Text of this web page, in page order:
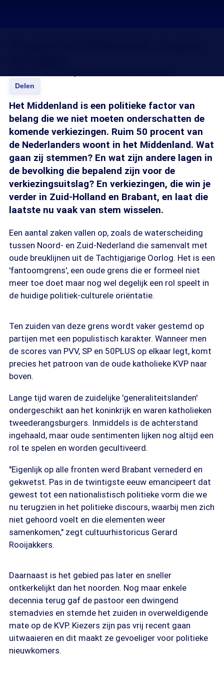
Delen
Het Middenland is een politieke factor van
belang die we niet moeten onderschatten de
komende verkiezingen. Ruim 50 procent van
de Nederlanders woont in het Middenland. Wat
gaan zij stemmen? En wat zijn andere lagen in
de bevolking die bepalend zijn voor de
verkiezingsuitslag? En verkiezingen, die win je
verder in Zuid-Holland en Brabant, en laat die
laatste nu vaak van stem wisselen.
Een aantal zaken vallen op, zoals de waterscheiding
tussen Noord- en Zuid-Nederland die samenvalt met
oude breuklijnen uit de Tachtigjarige Oorlog. Het is een
'fantoomgrens', een oude grens die er formeel niet
meer toe doet maar nog wel degelijk een rol speelt in
de huidige politiek-culturele oriëntatie.
Ten zuiden van deze grens wordt vaker gestemd op
partijen met een populistisch karakter. Wanneer men
de scores van PVV, SP en 50PLUS op elkaar legt, komt
precies het patroon van de oude katholieke KVP naar
boven.
Lange tijd waren de zuidelijke 'generaliteitslanden'
ondergeschikt aan het koninkrijk en waren katholieken
tweederangsburgers. Inmiddels is de achterstand
ingehaald, maar oude sentimenten lijken nog altijd een
rol te spelen en worden gecultiveerd.
"Eigenlijk op alle fronten werd Brabant vernederd en
gekwetst. Pas in de twintigste eeuw emancipeert dat
gewest tot een nationalistisch politieke vorm die we
nu terugzien in het politieke discours, waarbij men zich
niet gehoord voelt en die elementen weer
samenkomen," zegt cultuurhistoricus Gerard
Rooijakkers.
Daarnaast is het gebied pas later en sneller
ontkerkelijkt dan het noorden. Nog maar enkele
decennia terug gaf de pastoor een dwingend
stemadvies en stemde het zuiden in overweldigende
mate op de KVP. Kiezers zijn pas vrij recent gaan
uitwaaieren en dit maakt ze gevoeliger voor politieke
nieuwkomers.